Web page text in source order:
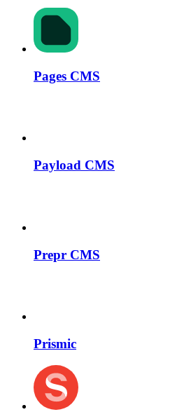
Pages CMS
Payload CMS
Prepr CMS
Prismic